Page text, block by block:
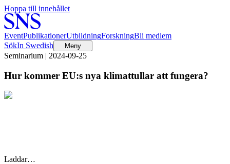
Hoppa till innehållet
EventPublikationerUtbildningForskningBli medlem
SökIn Swedish Meny
Seminarium | 2024-09-25
Hur kommer EU:s nya klimattullar att fungera?
Laddar…